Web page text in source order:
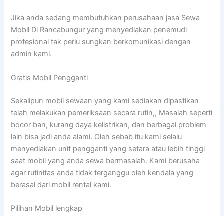
Jika anda sedang membutuhkan perusahaan jasa Sewa
Mobil Di Rancabungur yang menyediakan penemudi
profesional tak perlu sungkan berkomunikasi dengan
admin kami.
Gratis Mobil Pengganti
Sekalipun mobil sewaan yang kami sediakan dipastikan
telah melakukan pemeriksaan secara rutin,, Masalah seperti
bocor ban, kurang daya kelistrikan, dan berbagai problem
lain bisa jadi anda alami. Oleh sebab itu kami selalu
menyediakan unit pengganti yang setara atau lebih tinggi
saat mobil yang anda sewa bermasalah. Kami berusaha
agar rutinitas anda tidak terganggu oleh kendala yang
berasal dari mobil rental kami.
Pilihan Mobil lengkap